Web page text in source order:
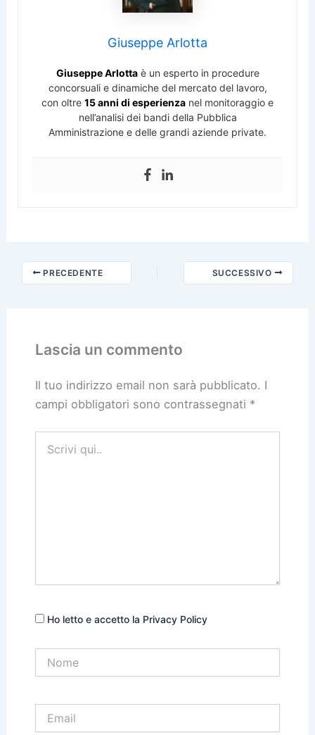
Giuseppe Arlotta
Giuseppe Arlottaè un esperto in procedure
concorsuali e dinamiche del mercato del lavoro,
con oltre 15 anni di esperienza nel monitoraggio e
nell’analisi dei bandi della Pubblica
Amministrazione e delle grandi aziende private.
PRECEDENTE SUCCESSIVO
Lascia un commento
Il tuo indirizzo email non sarà pubblicato. I
campi obbligatori sono contrassegnati *
qui..
Ho letto e accetto la Privacy Policy